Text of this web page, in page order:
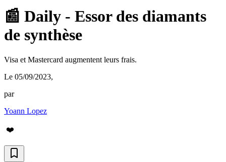
📰 Daily - Essor des diamants
de synthèse
Visa et Mastercard augmentent leurs frais.
Le 05/09/2023,
par
Yoann Lopez
❤️